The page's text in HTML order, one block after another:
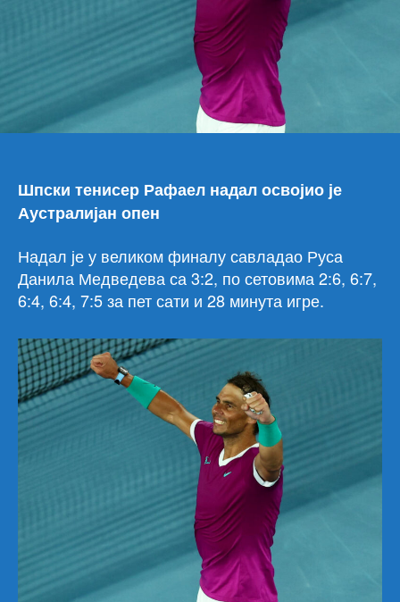
Шпски тенисер Рафаел надал освојио је
Аустралијан опен
Надал је у великом финалу савладао Руса
Данила Медведева са 3:2, по сетовима 2:6, 6:7,
6:4, 6:4, 7:5 за пет сати и 28 минута игре.